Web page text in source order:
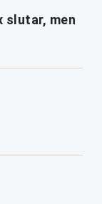
slutar, men